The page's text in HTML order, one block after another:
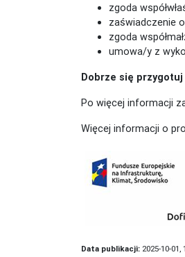
zgoda
zaświadczenie
zgoda
umowa/y z
Dobrze się
Po więcej informacji
Więcej informacji o
Data publikacji: 2025-10-01,